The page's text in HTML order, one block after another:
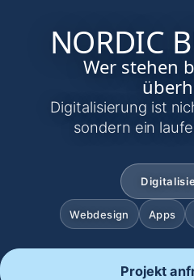
NORDIC
Wer stehen
Digitalisierung ist
sondern ein
Webdesign Apps
Projekt